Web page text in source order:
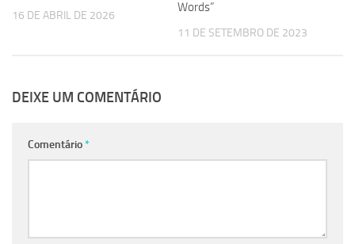
16 DE ABRIL DE 2026
Words”
11 DE SETEMBRO DE 2023
DEIXE UM COMENTÁRIO
Comentário*